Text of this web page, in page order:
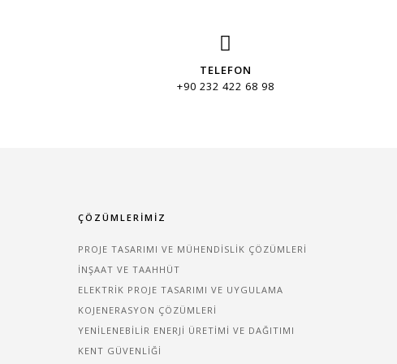
TELEFON
+90 232 422 68 98
ÇÖZÜMLERİMİZ
PROJE TASARIMI VE MÜHENDISLIK ÇÖZÜMLERI
İNŞAAT VE TAAHHÜT
ELEKTRIK PROJE TASARIMI VE UYGULAMA
KOJENERASYON ÇÖZÜMLERI
YENILENEBILIR ENERJI ÜRETIMI VE DAĞITIMI
KENT GÜVENLIĞI